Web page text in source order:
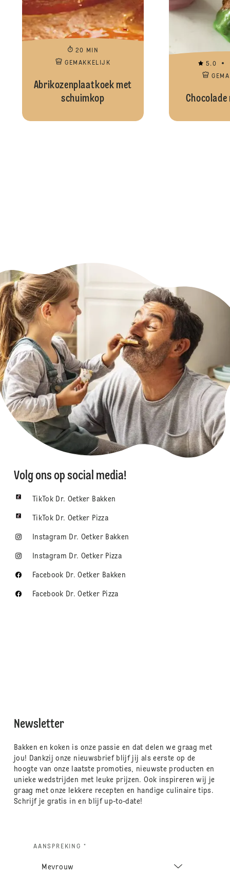
20 MIN
GEMAKKELIJK
Abrikozenplaatkoek met
schuimkop
5.0
Chocolade
Volg ons op social media!
TikTok Dr. Oetker Bakken
TikTok Dr. Oetker Pizza
Instagram Dr. Oetker Bakken
Instagram Dr. Oetker Pizza
Facebook Dr. Oetker Bakken
Facebook Dr. Oetker Pizza
Newsletter
Bakken en koken is onze passie en dat delen we graag met
jou! Dankzij onze nieuwsbrief blijf jij als eerste op de
hoogte van onze laatste promoties, nieuwste producten en
unieke wedstrijden met leuke prijzen. Ook inspireren wij je
graag met onze lekkere recepten en handige culinaire tips.
Schrijf je gratis in en blijf up-to-date!
AANSPREKING *